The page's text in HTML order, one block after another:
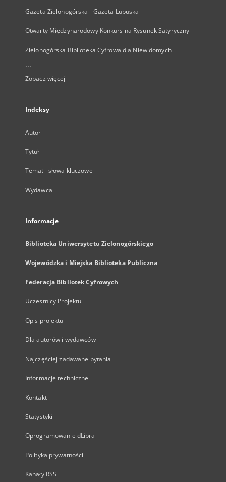
Gazeta Zielonogórska - Gazeta Lubuska
Otwarty Międzynarodowy Konkurs na Rysunek Satyryczny
Zielonogórska Biblioteka Cyfrowa dla Niewidomych
...
Zobacz więcej
Indeksy
Autor
Tytuł
Temat i słowa kluczowe
Wydawca
Informacje
Biblioteka Uniwersytetu Zielonogórskiego
Wojewódzka i Miejska Biblioteka Publiczna
Federacja Bibliotek Cyfrowych
Uczestnicy Projektu
Opis projektu
Dla autorów i wydawców
Najczęściej zadawane pytania
Informacje techniczne
Kontakt
Statystyki
Oprogramowanie dLibra
Polityka prywatności
Kanały RSS